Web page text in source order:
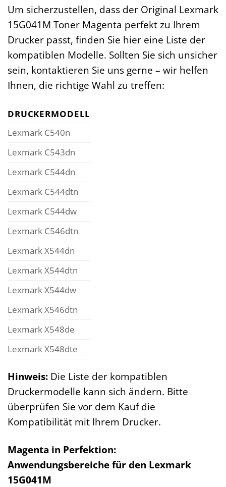
Um sicherzustellen, dass der Original Lexmark
15G041M Toner Magenta perfekt zu Ihrem
Drucker passt, finden Sie hier eine Liste der
kompatiblen Modelle. Sollten Sie sich unsicher
sein, kontaktieren Sie uns gerne – wir helfen
Ihnen, die richtige Wahl zu treffen:
DRUCKERMODELL
Lexmark C540n
Lexmark C543dn
Lexmark C544dn
Lexmark C544dtn
Lexmark C544dw
Lexmark C546dtn
Lexmark X544dn
Lexmark X544dtn
Lexmark X544dw
Lexmark X546dtn
Lexmark X548de
Lexmark X548dte
Hinweis: Die Liste der kompatiblen
Druckermodelle kann sich ändern. Bitte
überprüfen Sie vor dem Kauf die
Kompatibilität mit Ihrem Drucker.
Magenta in Perfektion:
Anwendungsbereiche für den Lexmark
15G041M